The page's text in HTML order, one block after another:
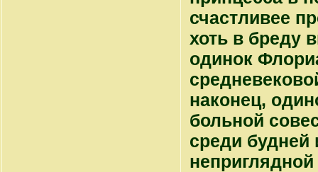
счастливее
хоть в бреду
одинок
наконец,
больной
среди будней